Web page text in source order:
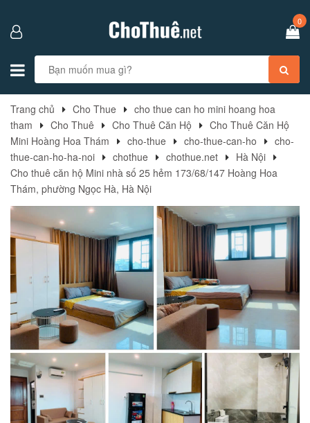
0
Trang chủ Cho Thue
cho thue can ho mini hoang hoa
tham
Cho Thuê Cho Thuê Căn Hộ
Cho Thuê Căn Hộ
Mini Hoàng Hoa Thám
cho-thue cho-thue-can-ho
cho-
thue-can-ho-ha-noi
chothue chothue.net
Hà Nội
Cho thuê căn hộ Mini nhà số 25 hẻm 173/68/147 Hoàng Hoa
Thám, phường Ngọc Hà, Hà Nội